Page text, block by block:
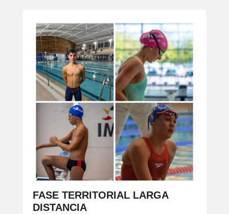
FASE TERRITORIAL LARGA
DISTANCIA